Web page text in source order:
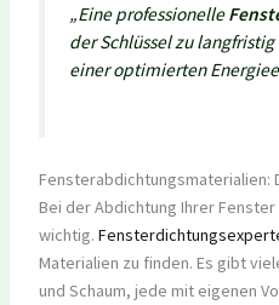
„Eine professionelle
der Schlüssel zu
einer optimierten
Fensterabdichtungsmaterialien:
Bei der Abdichtung Ihrer
wichtig.
Materialien zu finden. Es gibt
und Schaum, jede mit eigenen